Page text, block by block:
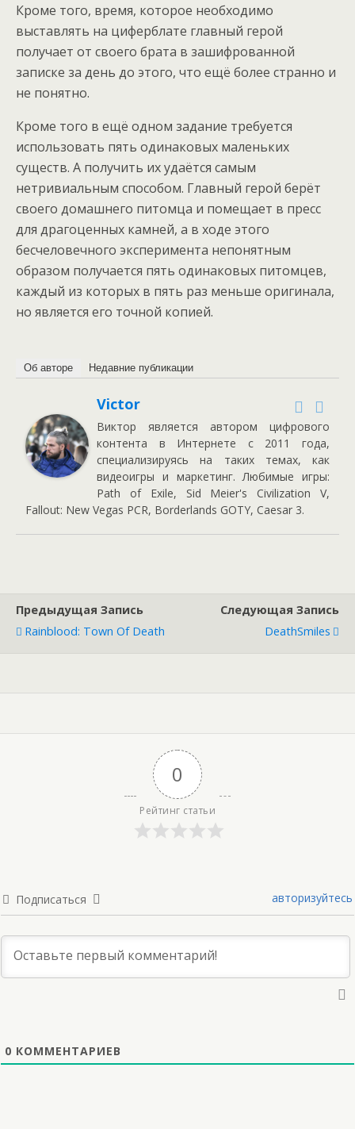
Кроме того, время, которое необходимо
выставлять на циферблате главный герой
получает от своего брата в зашифрованной
записке за день до этого, что ещё более странно и
не понятно.
Кроме того в ещё одном задание требуется
использовать пять одинаковых маленьких
существ. А получить их удаётся самым
нетривиальным способом. Главный герой берёт
своего домашнего питомца и помещает в пресс
для драгоценных камней, а в ходе этого
бесчеловечного эксперимента непонятным
образом получается пять одинаковых питомцев,
каждый из которых в пять раз меньше оригинала,
но является его точной копией.
Об авторе Недавние публикации
Victor
Виктор является автором цифрового
контента в Интернете с 2011 года,
специализируясь на таких темах, как
видеоигры и маркетинг. Любимые игры:
Path of Exile, Sid Meier's Civilization V,
Fallout: New Vegas PCR, Borderlands GOTY, Caesar 3.
Предыдущая Запись
Rainblood: Town Of Death
Следующая Запись
DeathSmiles
0
Рейтинг статьи
Подписаться авторизуйтесь
0 КОММЕНТАРИЕВ